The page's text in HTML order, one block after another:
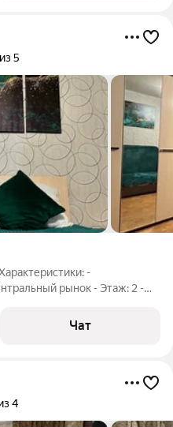
5
-
рынок - Этаж: 2 -
Санузел: совмещен (ванна) -
Чат
4